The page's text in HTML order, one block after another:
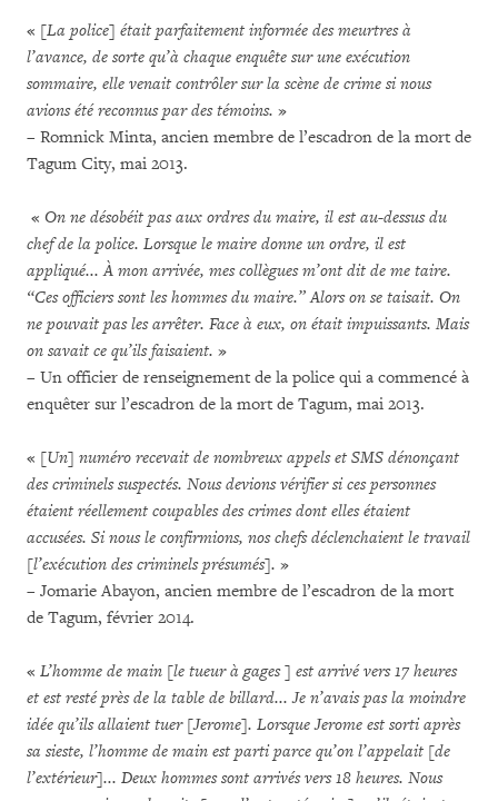
« [La police] était parfaitement informée des meurtres à
l’avance, de sorte qu’à chaque enquête sur une exécution
sommaire, elle venait contrôler sur la scène de crime si nous
avions été reconnus par des témoins. »
– Romnick Minta, ancien membre de l’escadron de la mort de
Tagum City, mai 2013.
« On ne désobéit pas aux ordres du maire, il est au-dessus du
chef de la police. Lorsque le maire donne un ordre, il est
appliqué... À mon arrivée, mes collègues m’ont dit de me taire.
“Ces officiers sont les hommes du maire.” Alors on se taisait. On
ne pouvait pas les arrêter. Face à eux, on était impuissants. Mais
on savait ce qu’ils faisaient. »
– Un officier de renseignement de la police qui a commencé à
enquêter sur l’escadron de la mort de Tagum, mai 2013.
« [Un] numéro recevait de nombreux appels et SMS dénonçant
des criminels suspectés. Nous devions vérifier si ces personnes
étaient réellement coupables des crimes dont elles étaient
accusées. Si nous le confirmions, nos chefs déclenchaient le travail
[l’exécution des criminels présumés]. »
– Jomarie Abayon, ancien membre de l’escadron de la mort
de Tagum, février 2014.
« L’homme de main [le tueur à gages ] est arrivé vers 17 heures
et est resté près de la table de billard... Je n’avais pas la moindre
idée qu’ils allaient tuer [Jerome]. Lorsque Jerome est sorti après
sa sieste, l’homme de main est parti parce qu’on l’appelait [de
l’extérieur]... Deux hommes sont arrivés vers 18 heures. Nous